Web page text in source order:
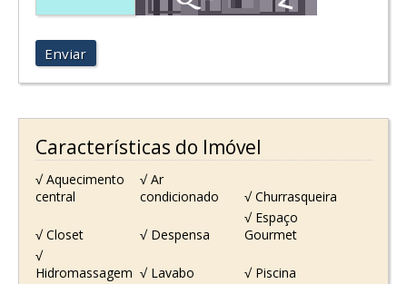
Enviar
Características do Imóvel
√ Aquecimento
central
√ Ar
condicionado
√ Churrasqueira
√ Closet √ Despensa
√ Espaço
Gourmet
√
Hidromassagem √ Lavabo
√ Piscina